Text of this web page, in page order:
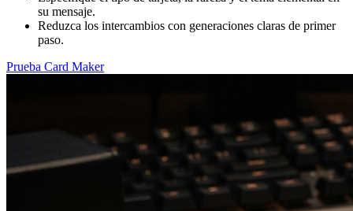
su mensaje.
Reduzca los intercambios con generaciones claras de primer
paso.
Prueba Card Maker